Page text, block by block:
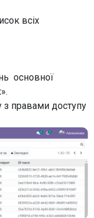
всіх
основної
з правами доступу